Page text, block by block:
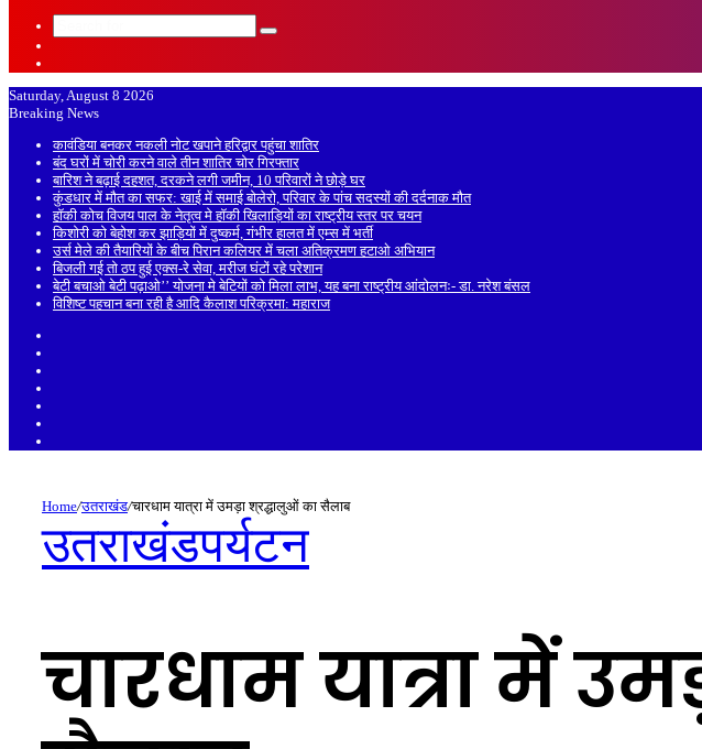
Search
Saturday, August 8 2026
Breaking News
कावंडिया बनकर नकली नोट खपाने हरिद्वार पहुंचा शातिर
बंद घरों में चोरी करने वाले तीन शातिर चोर गिरफ्तार
बारिश ने बढ़ाई दहशत, दरकने लगी जमीन, 10 परिवारों ने छोड़े घर
कुंडधार में मौत का सफर: खाई में समाई बोलेरो, परिवार के पांच सदस्यों की दर्दनाक मौत
हॉकी कोच विजय पाल के नेतृत्व मे हॉकी खिलाड़ियों का राष्ट्रीय स्तर पर चयन
किशोरी को बेहोश कर झाड़ियों में दुष्कर्म, गंभीर हालत में एम्स में भर्ती
उर्स मेले की तैयारियों के बीच पिरान कलियर में चला अतिक्रमण हटाओ अभियान
बिजली गई तो ठप हुई एक्स-रे सेवा, मरीज घंटों रहे परेशान
बेटी बचाओ बेटी पढ़ाओ’’ योजना मे बेटियों को मिला लाभ, यह बना राष्ट्रीय आंदोलनः- डा. नरेश बंसल
विशिष्ट पहचान बना रही है आदि कैलाश परिक्रमा: महाराज
Home/उतराखंड/चारधाम यात्रा में उमड़ा श्रद्धालुओं का सैलाब
उतराखंडपर्यटन
चारधाम यात्रा में